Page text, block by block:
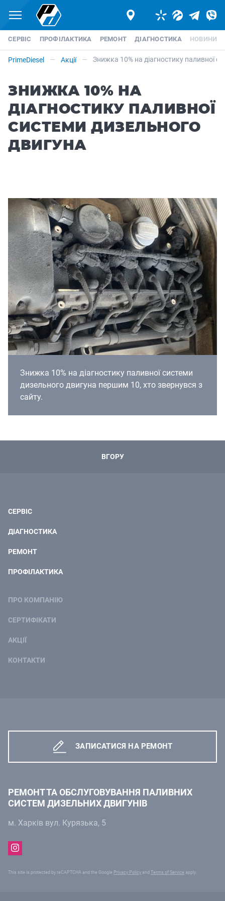
Меню
СЕРВІС ПРОФІЛАКТИКА РЕМОНТ ДІАГНОСТИКА НОВИНИ
PrimeDiesel Акції Знижка 10% на діагностику паливної
ЗНИЖКА 10% НА
ДІАГНОСТИКУ ПАЛИВНОЇ
СИСТЕМИ ДИЗЕЛЬНОГО
ДВИГУНА
Знижка 10% на діагностику паливної системи
дизельного двигуна першим 10, хто звернувся з
сайту.
ВГОРУ
СЕРВІС
ДІАГНОСТИКА
РЕМОНТ
ПРОФІЛАКТИКА
ПРО КОМПАНІЮ
СЕРТИФІКАТИ
АКЦІЇ
КОНТАКТИ
ЗАПИСАТИСЯ НА РЕМОНТ
РЕМОНТ ТА ОБСЛУГОВУВАННЯ ПАЛИВНИХ
СИСТЕМ ДИЗЕЛЬНИХ ДВИГУНІВ
м. Харків вул. Курязька, 5
This site is protected by reCAPTCHA and the Google Privacy Policy and Terms of Service apply.